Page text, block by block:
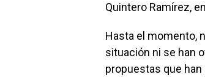
Quintero Ramírez,
Hasta el momento,
situación ni se han
propuestas que